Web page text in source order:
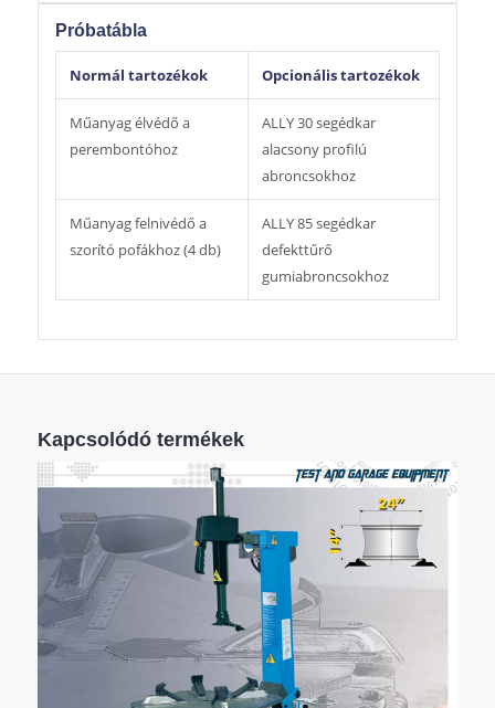
Próbatábla
Normál tartozékok Opcionális tartozékok
Műanyag élvédő a
perembontóhoz
ALLY 30 segédkar
alacsony profilú
abroncsokhoz
Műanyag felnivédő a
szorító pofákhoz (4 db)
ALLY 85 segédkar
defekttűrő
gumiabroncsokhoz
Kapcsolódó termékek